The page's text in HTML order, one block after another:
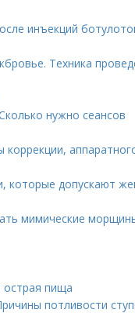
инъекций
Техника
нужно сеансов
которые допускают
мимические
острая пища
потливости